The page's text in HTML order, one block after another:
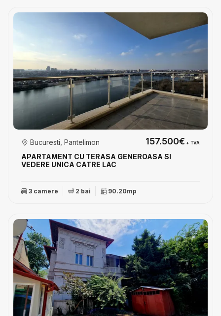
APARTAMENT CU TERASA GENEROASA SI
VEDERE UNICA CATRE LAC
Bucuresti, Pantelimon 157.500€ + TVA
3 camere 2 bai 90.20mp